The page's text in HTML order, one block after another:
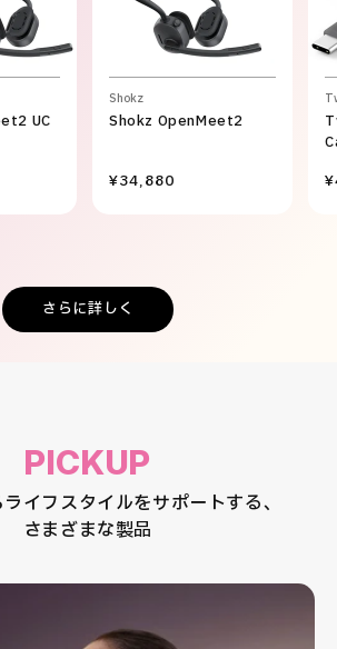
UC
Shokz
Shokz OpenMeet2
¥34,880
さらに詳しく
PICKUP
イフスタイルをサポートする、
さまざまな製品